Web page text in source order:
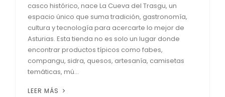
casco histórico, nace La Cueva del Trasgu, un
espacio único que suma tradición, gastronomía,
cultura y tecnología para acercarte lo mejor de
Asturias. Esta tienda no es solo un lugar donde
encontrar productos típicos como fabes,
compangu, sidra, quesos, artesanía, camisetas
temáticas, mú...
LEER MÁS